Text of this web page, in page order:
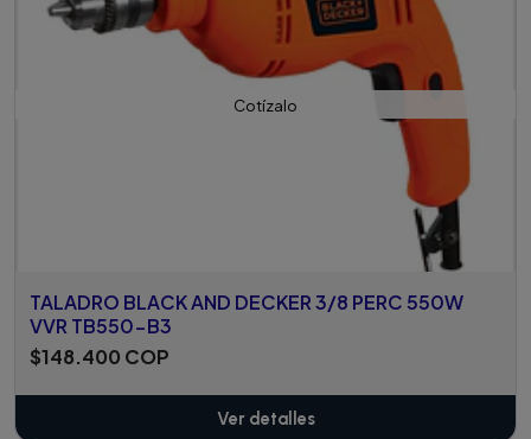
Cotízalo
TALADRO BLACK AND DECKER 3/8 PERC 550W
VVR TB550-B3
$148.400 COP
Ver detalles